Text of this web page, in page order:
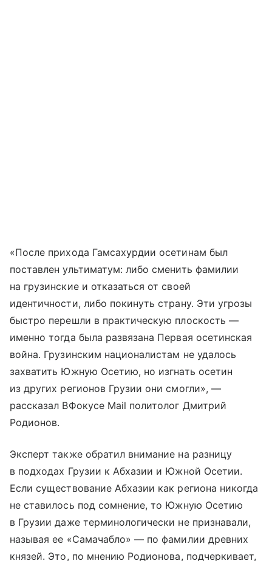
«После прихода Гамсахурдии осетинам был
поставлен ультиматум: либо сменить фамилии
на грузинские и отказаться от своей
идентичности, либо покинуть страну. Эти угрозы
быстро перешли в практическую плоскость —
именно тогда была развязана Первая осетинская
война. Грузинским националистам не удалось
захватить Южную Осетию, но изгнать осетин
из других регионов Грузии они смогли», —
рассказал ВФокусе Mail политолог Дмитрий
Родионов.
Эксперт также обратил внимание на разницу
в подходах Грузии к Абхазии и Южной Осетии.
Если существование Абхазии как региона никогда
не ставилось под сомнение, то Южную Осетию
в Грузии даже терминологически не признавали,
называя ее «Самачабло» — по фамилии древних
князей. Это, по мнению Родионова, подчеркивает,